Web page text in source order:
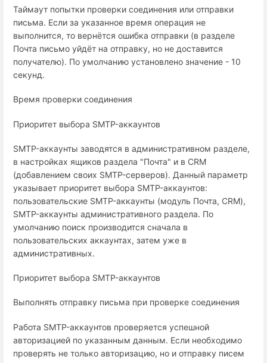
Таймаут попытки проверки соединения или отправки
письма. Если за указанное время операция не
выполнится, то вернётся ошибка отправки (в разделе
Почта письмо уйдёт на отправку, но не доставится
получателю). По умолчанию установлено значение - 10
секунд.
Время проверки соединения
Приоритет выбора SMTP-аккаунтов
SMTP-аккаунты заводятся в административном разделе,
в настройках ящиков раздела "Почта" и в CRM
(добавлением своих SMTP-серверов). Данный параметр
указывает приоритет выбора SMTP-аккаунтов:
пользовательские SMTP-аккаунты (модуль Почта, CRM),
SMTP-аккаунты административного раздела. По
умолчанию поиск производится сначала в
пользовательских аккаунтах, затем уже в
административных.
Приоритет выбора SMTP-аккаунтов
Выполнять отправку письма при проверке соединения
Работа SMTP-аккаунтов проверяется успешной
авторизацией по указанным данным. Если необходимо
проверять не только авторизацию, но и отправку писем